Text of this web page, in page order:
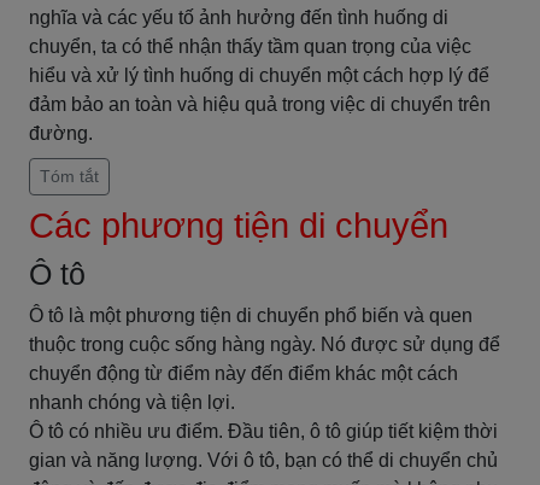
nghĩa và các yếu tố ảnh hưởng đến tình huống di
chuyển, ta có thể nhận thấy tầm quan trọng của việc
hiểu và xử lý tình huống di chuyển một cách hợp lý để
đảm bảo an toàn và hiệu quả trong việc di chuyển trên
đường.
Tóm tắt
Các phương tiện di chuyển
Ô tô
Ô tô là một phương tiện di chuyển phổ biến và quen
thuộc trong cuộc sống hàng ngày. Nó được sử dụng để
chuyển động từ điểm này đến điểm khác một cách
nhanh chóng và tiện lợi.
Ô tô có nhiều ưu điểm. Đầu tiên, ô tô giúp tiết kiệm thời
gian và năng lượng. Với ô tô, bạn có thể di chuyển chủ